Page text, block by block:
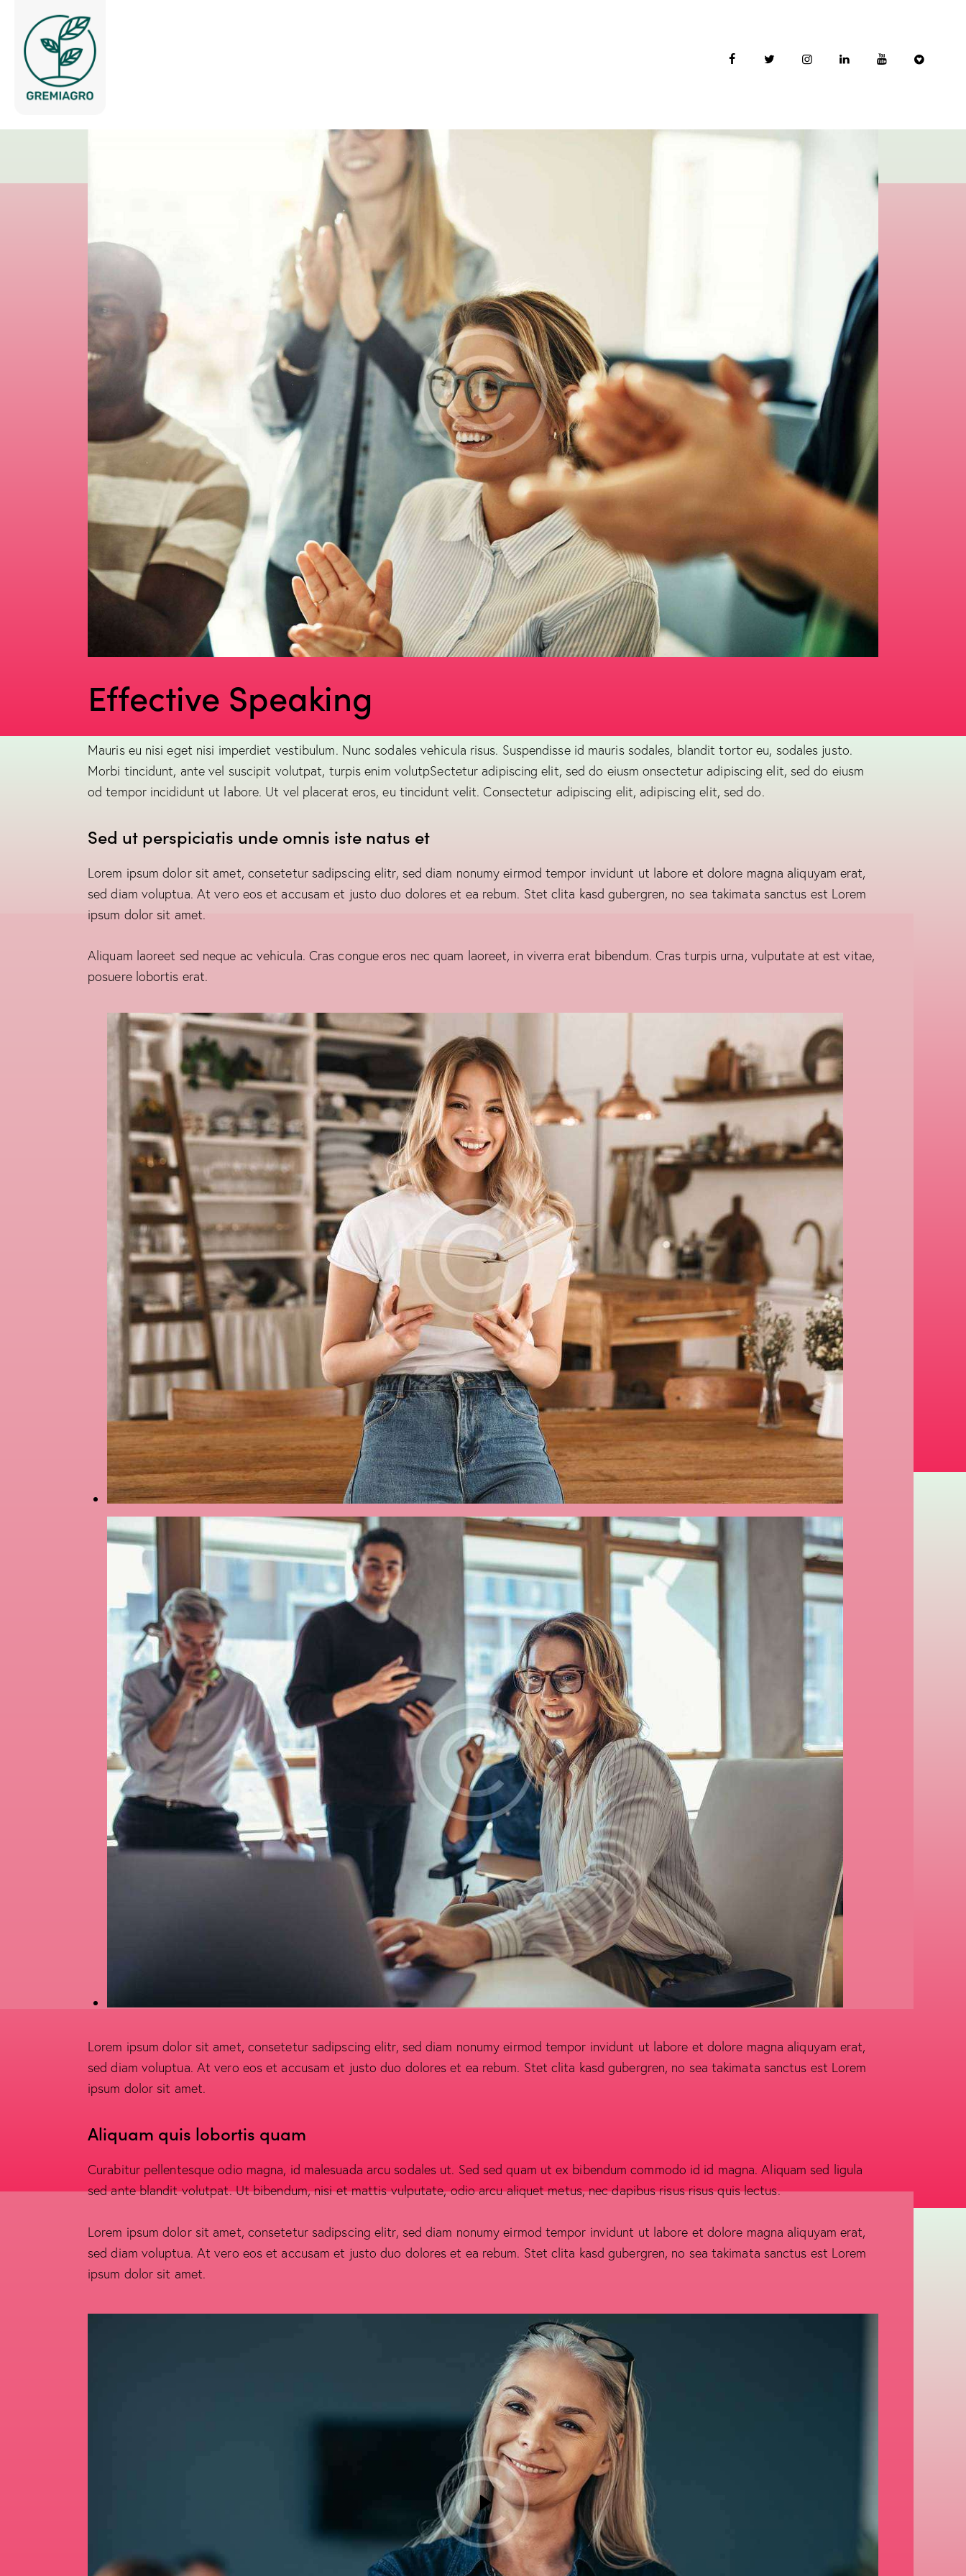
Effective Speaking
Mauris eu nisi eget nisi imperdiet vestibulum. Nunc sodales vehicula risus. Suspendisse id mauris sodales, blandit tortor eu, sodales justo.
Morbi tincidunt, ante vel suscipit volutpat, turpis enim volutpSectetur adipiscing elit, sed do eiusm onsectetur adipiscing elit, sed do eiusm
od tempor incididunt ut labore. Ut vel placerat eros, eu tincidunt velit. Consectetur adipiscing elit, adipiscing elit, sed do.
Sed ut perspiciatis unde omnis iste natus et
Lorem ipsum dolor sit amet, consetetur sadipscing elitr, sed diam nonumy eirmod tempor invidunt ut labore et dolore magna aliquyam erat,
sed diam voluptua. At vero eos et accusam et justo duo dolores et ea rebum. Stet clita kasd gubergren, no sea takimata sanctus est Lorem
ipsum dolor sit amet.
Aliquam laoreet sed neque ac vehicula. Cras congue eros nec quam laoreet, in viverra erat bibendum. Cras turpis urna, vulputate at est vitae,
posuere lobortis erat.
Lorem ipsum dolor sit amet, consetetur sadipscing elitr, sed diam nonumy eirmod tempor invidunt ut labore et dolore magna aliquyam erat,
sed diam voluptua. At vero eos et accusam et justo duo dolores et ea rebum. Stet clita kasd gubergren, no sea takimata sanctus est Lorem
ipsum dolor sit amet.
Aliquam quis lobortis quam
Curabitur pellentesque odio magna, id malesuada arcu sodales ut. Sed sed quam ut ex bibendum commodo id id magna. Aliquam sed ligula
sed ante blandit volutpat. Ut bibendum, nisi et mattis vulputate, odio arcu aliquet metus, nec dapibus risus risus quis lectus.
Lorem ipsum dolor sit amet, consetetur sadipscing elitr, sed diam nonumy eirmod tempor invidunt ut labore et dolore magna aliquyam erat,
sed diam voluptua. At vero eos et accusam et justo duo dolores et ea rebum. Stet clita kasd gubergren, no sea takimata sanctus est Lorem
ipsum dolor sit amet.